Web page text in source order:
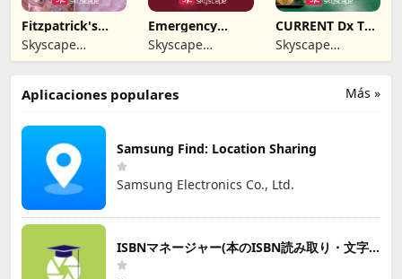
Fitzpatrick's
Color Atlas
Skyscape
Medpresso Inc
Emergency
Medicine On Call
Skyscape
Medpresso Inc
CURRENT Dx Tx
Pediatrics
Skyscape
Medpresso Inc
Más »
Aplicaciones populares
Samsung Find: Location Sharing
Samsung Electronics Co., Ltd.
ISBNマネージャー(本のISBN読み取り・文字認識)